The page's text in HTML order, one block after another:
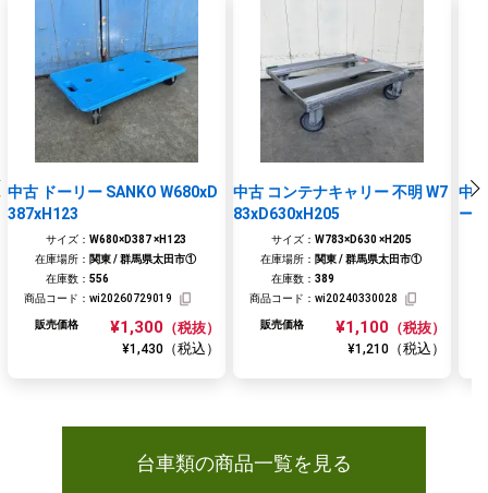
中古 ドーリー SANKO W680xD
387xH123
サイズ： W680×D387 ×H123
在庫場所： 関東 / 群馬県太田市①
在庫数： 556
商品コード： wi20260729019
販売価格 ¥1,300 （税抜）
¥1,430 （税込）
中古 コンテナキャリー 不明 W7
83xD630xH205
サイズ： W783×D630 ×H205
在庫場所： 関東 / 群馬県太田市①
在庫数： 389
商品コード： wi20240330028
販売価格 ¥1,100 （税抜）
¥1,210 （税込）
中
ー
台車類の商品一覧を見る